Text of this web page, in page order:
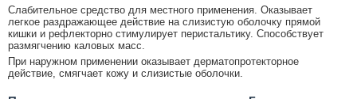
Слабительное средство для местного применения. Оказывает
легкое раздражающее действие на слизистую оболочку прямой
кишки и рефлекторно стимулирует перистальтику. Способствует
размягчению каловых масс.
При наружном применении оказывает дерматопротекторное
действие, смягчает кожу и слизистые оболочки.